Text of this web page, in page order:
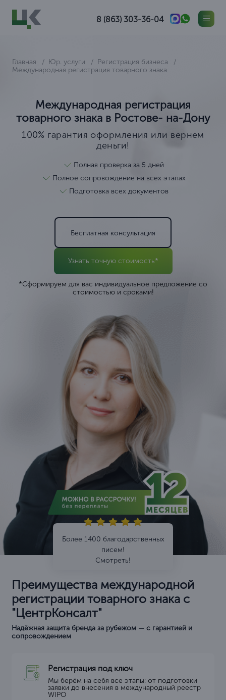
8 (863) 303-36-04
Главная Юр. услуги
Регистрация бизнеса
Международная регистрация товарного знака
Международная регистрация
товарного знака в Ростове- на-Дону
100% гарантия оформления или вернем
деньги!
Полная проверка за 5 дней
Полное сопровождение на всех этапах
Подготовка всех документов
Бесплатная консультация
Узнать точную стоимость*
*Сформируем для вас индивидуальное предложение со
стоимостью и сроками!
Более 1400 благодарственных
писем!
Смотреть!
Преимущества международной
регистрации товарного знака с
"ЦентрКонсалт"
Надёжная защита бренда за рубежом — с гарантией и
сопровождением
Регистрация под ключ
Мы берём на себя все этапы: от подготовки
заявки до внесения в международный реестр
WIPO